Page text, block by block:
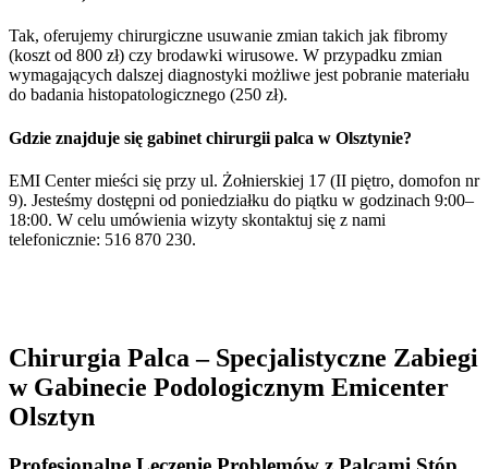
Tak, oferujemy chirurgiczne usuwanie zmian takich jak fibromy
(koszt od 800 zł) czy brodawki wirusowe. W przypadku zmian
wymagających dalszej diagnostyki możliwe jest pobranie materiału
do badania histopatologicznego (250 zł).
Gdzie znajduje się gabinet chirurgii palca w Olsztynie?
EMI Center mieści się przy ul. Żołnierskiej 17 (II piętro, domofon nr
9). Jesteśmy dostępni od poniedziałku do piątku w godzinach 9:00–
18:00. W celu umówienia wizyty skontaktuj się z nami
telefonicznie: 516 870 230.
Chirurgia Palca – Specjalistyczne Zabiegi
w Gabinecie Podologicznym Emicenter
Olsztyn